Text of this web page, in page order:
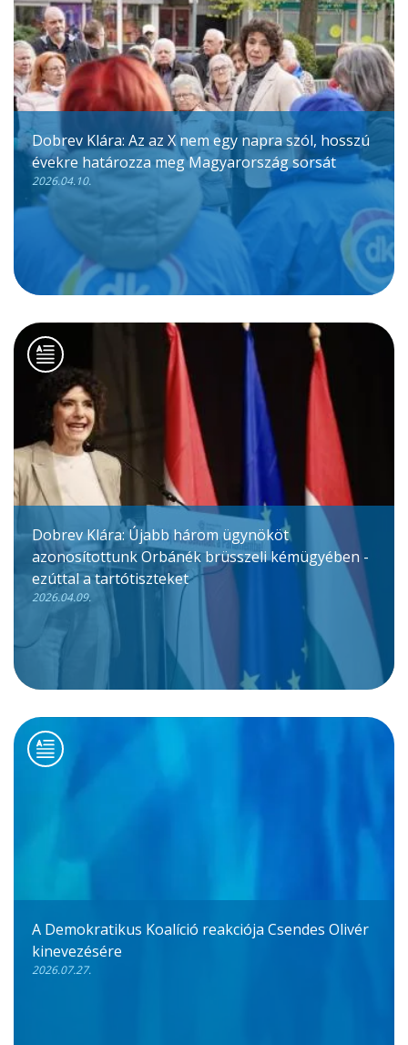
Dobrev Klára: Az az X nem egy napra szól, hosszú
évekre határozza meg Magyarország sorsát
2026.04.10.
Dobrev Klára: Újabb három ügynököt
azonosítottunk Orbánék brüsszeli kémügyében -
ezúttal a tartótiszteket
2026.04.09.
A Demokratikus Koalíció reakciója Csendes Olivér
kinevezésére
2026.07.27.